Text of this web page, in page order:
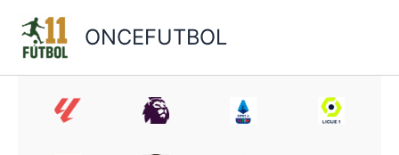
contenido
ONCEFUTBOL